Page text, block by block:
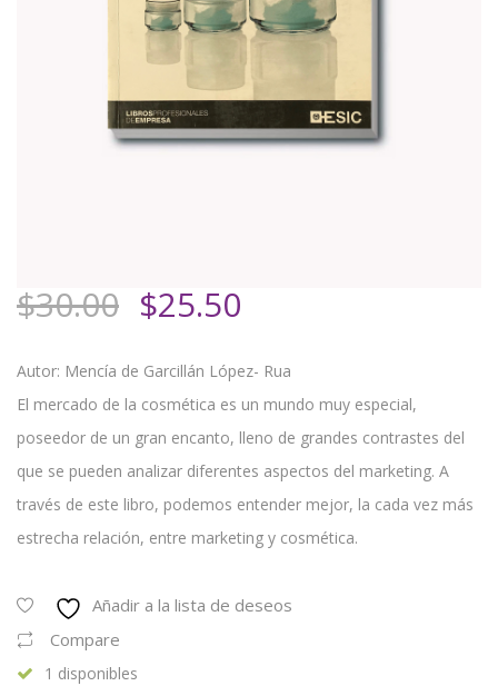
$30.00 El
original
era:
$30.00.
$25.50
actual
es:
$25.50.
Autor: Mencía de Garcillán López- Rua
El mercado de la cosmética es un mundo muy especial,
poseedor de un gran encanto, lleno de grandes contrastes del
que se pueden analizar diferentes aspectos del marketing. A
través de este libro, podemos entender mejor, la cada vez más
estrecha relación, entre marketing y cosmética.
Añadir a la lista de deseos
Compare
1 disponibles